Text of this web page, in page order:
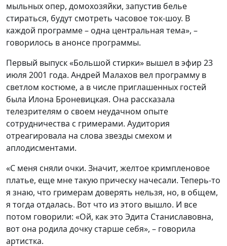
мыльных опер, домохозяйки, запустив белье
стираться, будут смотреть часовое ток-шоу. В
каждой программе – одна центральная тема», –
говорилось в анонсе программы.
Первый выпуск «Большой стирки» вышел в эфир 23
июля 2001 года. Андрей Малахов вел программу в
светлом костюме, а в числе приглашенных гостей
была Илона Броневицкая. Она рассказала
телезрителям о своем неудачном опыте
сотрудничества с гримерами. Аудитория
отреагировала на слова звезды смехом и
аплодисментами.
«С меня сняли очки. Значит, желтое кримпленовое
платье, еще мне такую прическу начесали. Теперь-то
я знаю, что гримерам доверять нельзя, но, в общем,
я тогда отдалась. Вот что из этого вышло. И все
потом говорили: «Ой, как это Эдита Станиславовна,
вот она родила дочку старше себя», – говорила
артистка.